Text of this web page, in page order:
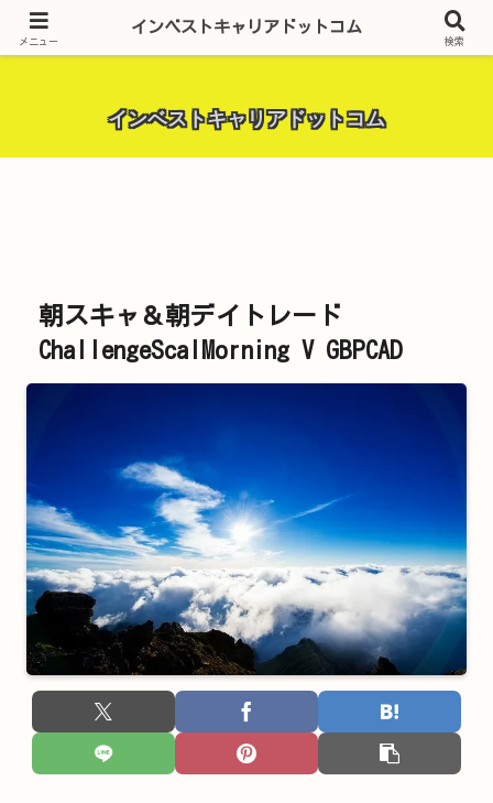
昨今話題の投資全般・金融関連全般・ＦＸトレード全般・生活に役立つ情報・
インベストキャリアドットコム
朝スキャ＆朝デイトレード
ChallengeScalMorning V GBPCAD
メニュー
インベストキャリアドットコム
検索